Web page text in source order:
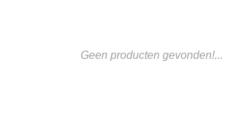
Geen producten gevonden!...